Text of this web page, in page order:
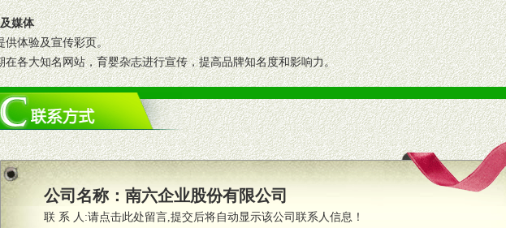
媒体
供体验及宣传彩页。
在各大知名网站，育婴杂志进行宣传，提高品牌知名度和影响力。
方实际情况提供销售喷绘画、促销架等销售道具。
作及支持
域市场协助制定具体营销策略。
体情况公司给予必要市场支持。
场需要，派驻区域销售人员全程跟踪服务，以确保产品顺利销售。
场情况公司给予专职或兼职的业务代表及终端导购支持。
公司名称： 南六企业股份有限公司
联 系 人:请点击此处留言,提交后将自动显示该公司联系人信息！